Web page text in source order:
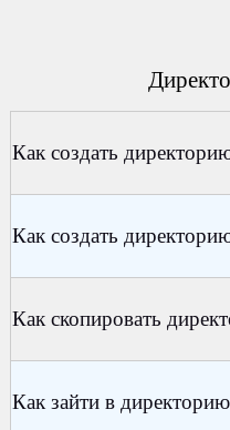
Как создать
Как создать
Как скопировать
Как зайти в директорию